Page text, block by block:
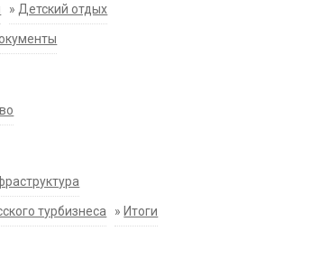
» Детский отдых
турбизнеса » Итоги